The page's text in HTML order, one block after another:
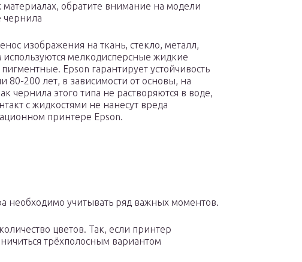
обратите внимание на модели
чернила
изображения на ткань, стекло, металл,
мелкодисперсные жидкие
Epson гарантирует устойчивость
80-200 лет, в зависимости от основы, на
чернила этого типа не растворяются в воде,
с жидкостями не нанесут вреда
принтере Epson.
необходимо учитывать ряд важных моментов.
цветов. Так, если принтер
трёхполосным вариантом